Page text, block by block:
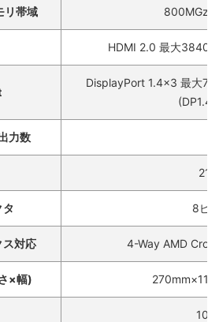
リ帯域 800MGz /
HDMI 2.0 最大
DisplayPort 1.4×3 最大
(DP1.4
力数
8ピ
ス対応 4-Way AMD
×幅)